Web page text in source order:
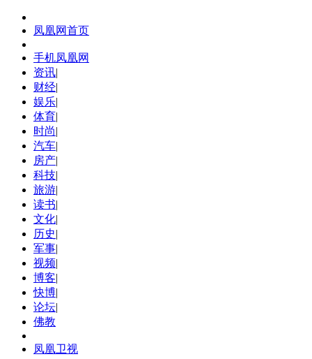
凤凰网首页
手机凤凰网
资讯|
财经|
娱乐|
体育|
时尚|
汽车|
房产|
科技|
旅游|
读书|
文化|
历史|
军事|
视频|
博客|
快博|
论坛|
佛教
凤凰卫视